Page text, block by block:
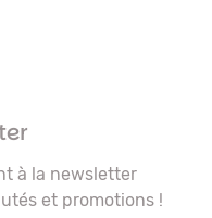
à la newsletter
et promotions !